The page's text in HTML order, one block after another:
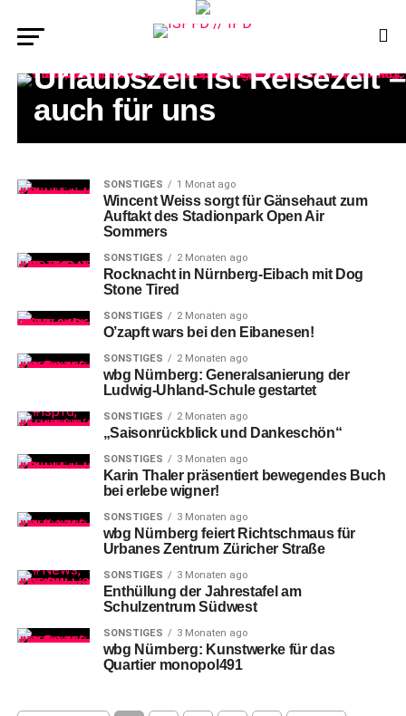
SONSTIGES
Urlaubszeit ist Reisezeit –
auch für uns
SONSTIGES 1 Monat ago
Wincent Weiss sorgt für Gänsehaut zum
Auftakt des Stadionpark Open Air
Sommers
SONSTIGES 2 Monaten ago
Rocknacht in Nürnberg-Eibach mit Dog
Stone Tired
SONSTIGES 2 Monaten ago
O’zapft wars bei den Eibanesen!
SONSTIGES 2 Monaten ago
wbg Nürnberg: Generalsanierung der
Ludwig-Uhland-Schule gestartet
SONSTIGES 2 Monaten ago
„Saisonrückblick und Dankeschön“
SONSTIGES 3 Monaten ago
Karin Thaler präsentiert bewegendes Buch
bei erlebe wigner!
SONSTIGES 3 Monaten ago
wbg Nürnberg feiert Richtschmaus für
Urbanes Zentrum Züricher Straße
SONSTIGES 3 Monaten ago
Enthüllung der Jahrestafel am
Schulzentrum Südwest
SONSTIGES 3 Monaten ago
wbg Nürnberg: Kunstwerke für das
Quartier monopol491